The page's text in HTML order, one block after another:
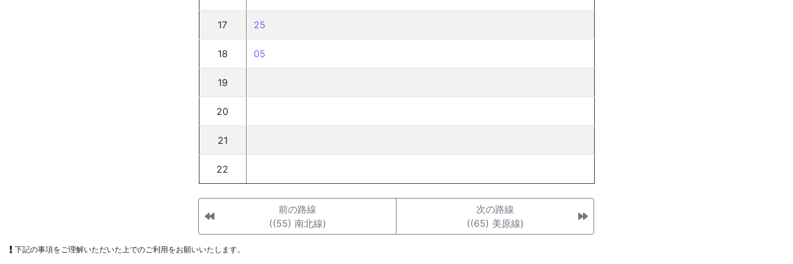
17 25
18 05
19
20
21
22
前の路線
((55) 南北線)
次の路線
((65) 美原線)
下記の事項をご理解いただいた上でのご利用をお願いいたします。